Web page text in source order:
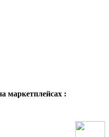
маркетплейсах :